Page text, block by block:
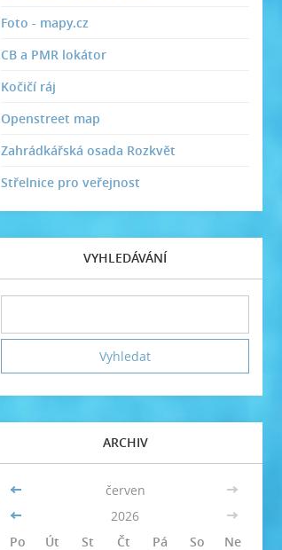
Foto - mapy.cz
CB a PMR lokátor
Kočičí ráj
Openstreet map
Zahrádkářská osada Rozkvět
Střelnice pro veřejnost
VYHLEDÁVÁNÍ
ARCHIV
<< červen
>>
<<
2026
>>
Po
Út St Čt Pá So
Ne